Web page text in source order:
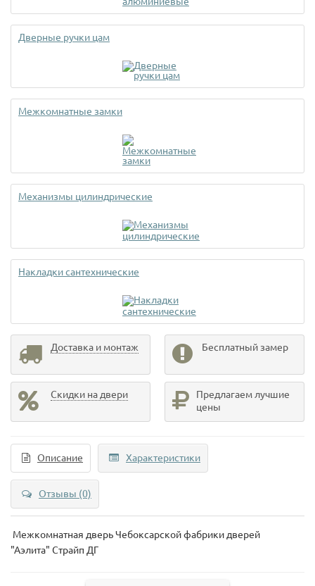
Дверные ручки цам
Межкомнатные замки
Механизмы цилиндрические
Накладки сантехнические
Доставка и монтаж Бесплатный замер
Скидки на двери
Предлагаем лучшие
цены
Описание Характеристики
Отзывы (0)
Межкомнатная дверь Чебоксарской фабрики дверей
"Аэлита" Страйп ДГ